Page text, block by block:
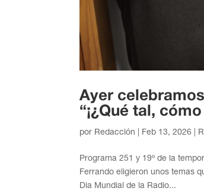
Ayer
“¡¿Qué tal,
por Redacción Feb 13, 2026
Programa 251 y 19º de la
Ferrando eligieron unos temas
Dia Mundial de la Radio...